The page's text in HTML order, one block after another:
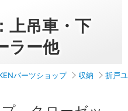
上吊車・下
ラー他
パーツショップ 収納 折戸